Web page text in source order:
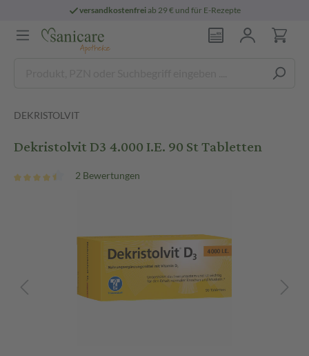
versandkostenfreiab 29 € und für E-Rezepte
DEKRISTOLVIT
Dekristolvit D3 4.000 I.E. 90 St Tabletten
2 Bewertungen